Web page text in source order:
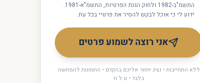
התשמ"ב-1982 ולחוק הגנת הפרטיות, התשמ"א-1981.
ידוע לי כי אוכל לבקש להסיר את פרטיי בכל עת.
אני רוצה לשמוע פרטים
ללא התחייבות • נציג יחזור אליכם בהקדם • התמונות להמחשה
בלבד • ט.ל.ח